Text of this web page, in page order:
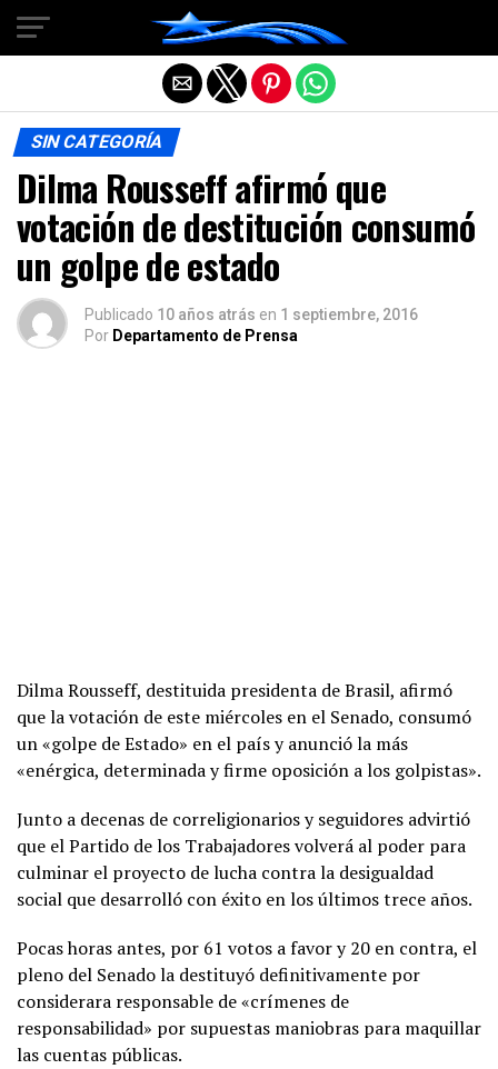
SIN CATEGORÍA
Dilma Rousseff afirmó que
votación de destitución consumó
un golpe de estado
Publicado 10 años atrás en 1 septiembre, 2016
Por Departamento de Prensa
Dilma Rousseff, destituida presidenta de Brasil, afirmó
que la votación de este miércoles en el Senado, consumó
un «golpe de Estado» en el país y anunció la más
«enérgica, determinada y firme oposición a los golpistas».
Junto a decenas de correligionarios y seguidores advirtió
que el Partido de los Trabajadores volverá al poder para
culminar el proyecto de lucha contra la desigualdad
social que desarrolló con éxito en los últimos trece años.
Pocas horas antes, por 61 votos a favor y 20 en contra, el
pleno del Senado la destituyó definitivamente por
considerara responsable de «crímenes de
responsabilidad» por supuestas maniobras para maquillar
las cuentas públicas.
Salir de la versión móvil